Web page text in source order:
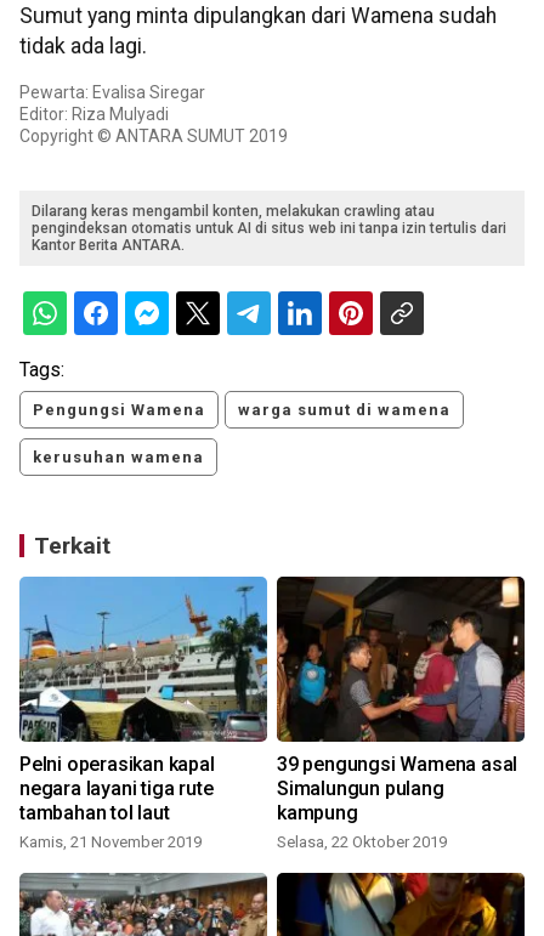
Sumut yang minta dipulangkan dari Wamena sudah
tidak ada lagi.
Pewarta: Evalisa Siregar
Editor: Riza Mulyadi
Copyright © ANTARA SUMUT 2019
Dilarang keras mengambil konten, melakukan crawling atau
pengindeksan otomatis untuk AI di situs web ini tanpa izin tertulis dari
Kantor Berita ANTARA.
Tags:
Pengungsi Wamena warga sumut di wamena
kerusuhan wamena
Terkait
Pelni operasikan kapal
negara layani tiga rute
tambahan tol laut
Kamis, 21 November 2019
39 pengungsi Wamena asal
Simalungun pulang
kampung
Selasa, 22 Oktober 2019